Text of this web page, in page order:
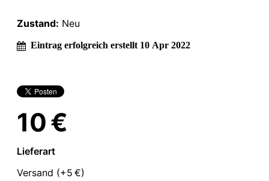
Zustand: Neu
Eintrag erfolgreich erstellt 10 Apr 2022
10 €
Lieferart
Versand (+5 €)